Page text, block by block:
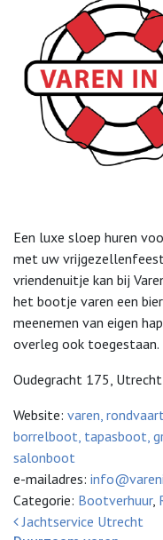
Een luxe sloep huren
met uw
vriendenuitje kan bij
het bootje varen een
meenemen van eigen
overleg ook toegestaan.
Oudegracht 175,
Website: varen,
borrelboot, tapasboot,
salonboot
e-mailadres:
Categorie: Bootverhuur,
Bericht
Jachtservice Utrecht